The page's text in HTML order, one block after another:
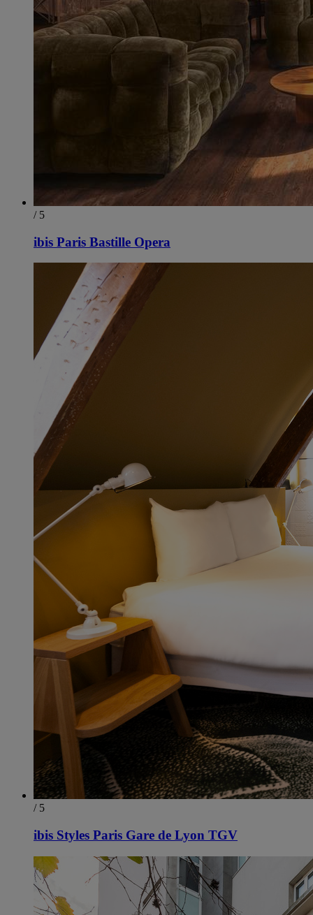
/ 5
ibis Paris Bastille Opera
/ 5
ibis Styles Paris Gare de Lyon TGV